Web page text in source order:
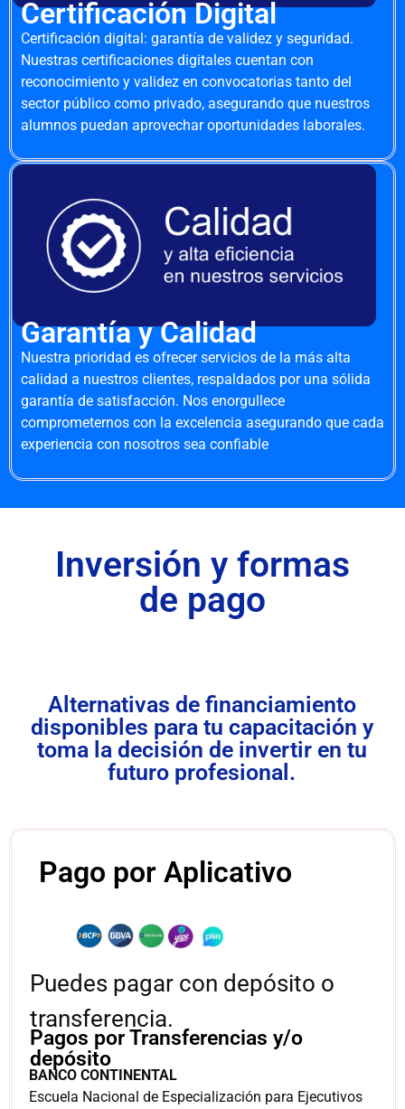
Certificación Digital
Certificación digital: garantía de validez y seguridad.
Nuestras certificaciones digitales cuentan con
reconocimiento y validez en convocatorias tanto del
sector público como privado, asegurando que nuestros
alumnos puedan aprovechar oportunidades laborales.
Garantía y Calidad
Nuestra prioridad es ofrecer servicios de la más alta
calidad a nuestros clientes, respaldados por una sólida
garantía de satisfacción. Nos enorgullece
comprometernos con la excelencia asegurando que cada
experiencia con nosotros sea confiable
Inversión y formas
de pago
Alternativas de financiamiento
disponibles para tu capacitación y
toma la decisión de invertir en tu
futuro profesional.
Pago por Aplicativo
Puedes pagar con depósito o
transferencia.
BANCO CONTINENTAL
Escuela Nacional de Especialización para Ejecutivos
Pagos por Transferencias y/o
depósito